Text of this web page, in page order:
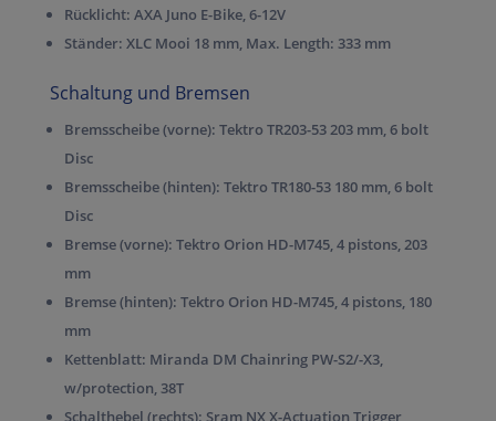
Rücklicht: AXA Juno E-Bike, 6-12V
Ständer: XLC Mooi 18 mm, Max. Length: 333 mm
Schaltung und Bremsen
Bremsscheibe (vorne): Tektro TR203-53 203 mm, 6 bolt
Disc
Bremsscheibe (hinten): Tektro TR180-53 180 mm, 6 bolt
Disc
Bremse (vorne): Tektro Orion HD-M745, 4 pistons, 203
mm
Bremse (hinten): Tektro Orion HD-M745, 4 pistons, 180
mm
Kettenblatt: Miranda DM Chainring PW-S2/-X3,
w/protection, 38T
Schalthebel (rechts): Sram NX X-Actuation Trigger